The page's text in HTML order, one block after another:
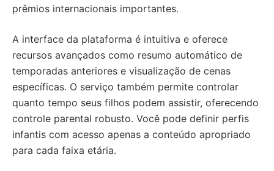
prêmios internacionais importantes.
A interface da plataforma é intuitiva e oferece
recursos avançados como resumo automático de
temporadas anteriores e visualização de cenas
específicas. O serviço também permite controlar
quanto tempo seus filhos podem assistir, oferecendo
controle parental robusto. Você pode definir perfis
infantis com acesso apenas a conteúdo apropriado
para cada faixa etária.